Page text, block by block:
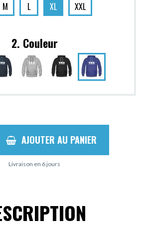
M L XL XXL
2. Couleur
AJOUTER AU PANIER
Livraison en 6 jours